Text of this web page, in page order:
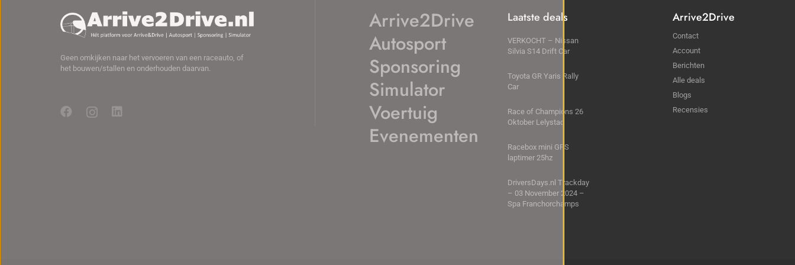
Geen omkijken naar het vervoeren van een raceauto, of
het bouwen/stallen en onderhouden daarvan.
Arrive2Drive
Autosport
Sponsoring
Simulator
Voertuig
Evenementen
Laatste deals
VERKOCHT – Nissan
Silvia S14 Drift Car
Toyota GR Yaris Rally
Car
Race of Champions 26
Oktober Lelystad
Racebox mini GPS
laptimer 25hz
DriversDays.nl Trackday
– 03 November 2024 –
Spa Franchorchamps
Arrive2Drive
Contact
Account
Berichten
Alle deals
Blogs
Recensies